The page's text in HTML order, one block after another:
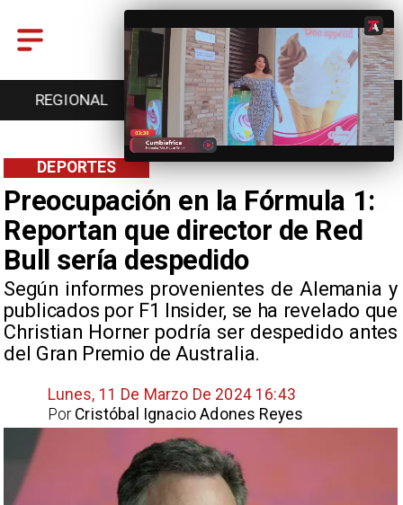
ENTRETENCIÓN DEPORTES CULTURA
Preocupación en la Fórmula 1:
Reportan que director de Red
Bull sería despedido
​Según informes provenientes de Alemania y
publicados por F1 Insider, se ha revelado que
Christian Horner podría ser despedido antes
del Gran Premio de Australia.
DEPORTES
Lunes, 11 De Marzo De 2024 16:43
Cristóbal Ignacio Adones Reyes
Por